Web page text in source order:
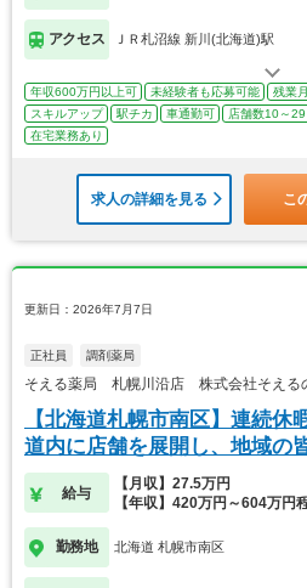
アクセス ＪＲ札沼線 新川(北海道)駅
年収600万円以上可 未経験者も応募可能 残業
スキルアップ
駅チカ 車通勤可 店舗数10～29
在宅業務あり
求人の詳細を見る こ
更新日：2026年7月7日
正社員 調剤薬局
そえる薬局 札幌川沿店 株式会社そえる
【北海道札幌市南区】連続休
道内に店舗を展開し、地域の
す
給与
【月収】27.5万円
【年収】420万円～604万円
勤務地 北海道 札幌市南区